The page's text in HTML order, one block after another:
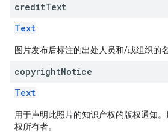
creditText
Text
图片发布后标注的出处人员和/或组织的名
copyrightNotice
Text
用于声明此照片的知识产权的版权通知
权所有者。